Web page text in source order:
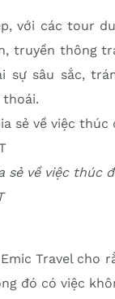
với các tour
truyền thông
sự sâu sắc,
thoái.
sẻ về việc thúc
Travel cho
đó có việc